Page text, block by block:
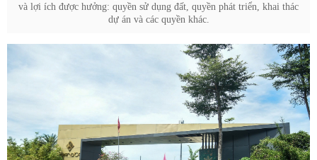
và lợi ích được hưởng: quyền sử dụng đất, quyền phát triển, khai thác
dự án và các quyền khác.